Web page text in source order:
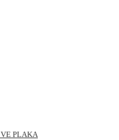
PLAKA